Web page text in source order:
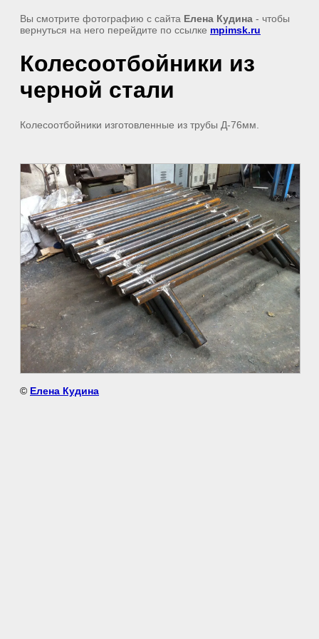
Вы смотрите фотографию с сайта Елена Кудина - чтобы
вернуться на него перейдите по ссылке mpimsk.ru
Колесоотбойники из
черной стали
Колесоотбойники изготовленные из трубы Д-76мм.
© Елена Кудина